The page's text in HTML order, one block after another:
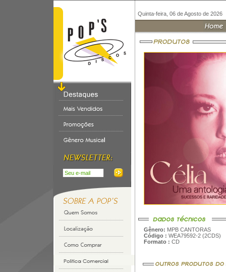
Quinta-feira, 06 de Agosto de 2026
Gênero: MPB CANTORAS
Código : WEA79592-2 (2CDS)
Formato : CD